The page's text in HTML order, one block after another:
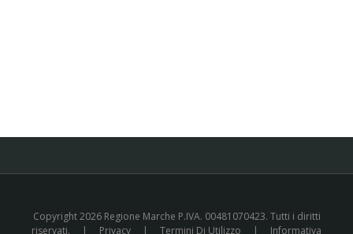
Copyright 2026 Regione Marche P.IVA. 00481070423. Tutti i diritti
riservati.
| Privacy | Termini Di Utilizzo | Informativa